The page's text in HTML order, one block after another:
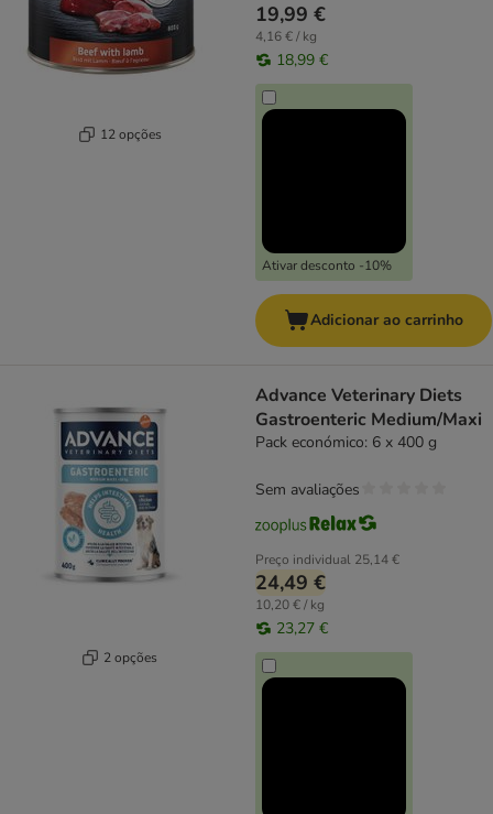
12 opções
19,99 €
4,16 € / kg
18,99 €
Ativar desconto -10%
Adicionar ao carrinho
2 opções
Advance Veterinary Diets
Gastroenteric Medium/Maxi
Pack económico: 6 x 400 g
Preço individual 25,14 €
24,49 €
10,20 € / kg
23,27 €
Sem avaliações